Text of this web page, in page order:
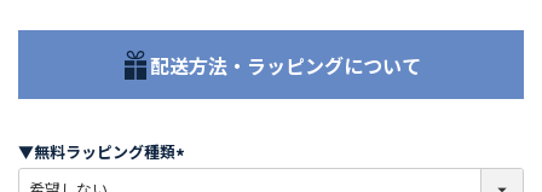
配送方法・ラッピングについて
▼無料ラッピング種類